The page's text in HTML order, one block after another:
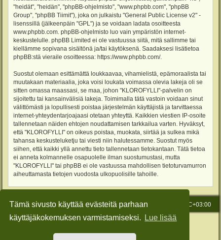
Tämä sivusto käyttää evästeitä parhaan
käyttäjäkokemuksen varmistamiseksi.
Lue lisää
"heidät", "heidän", "phpBB-ohjelmisto", "www.phpbb.com", "phpBB
Group", "phpBB Tiimit"), joka on julkaistu "General Public License v2" -
lisenssillä (jälkeenpäin "GPL") ja se voidaan ladata osoitteesta
www.phpbb.com . phpBB-ohjelmisto luo vain ympäristön internet-
keskustelulle. phpBB Limited ei ole vastuussa siitä, mitä sallimme tai
kiellämme sopivana sisältönä ja/tai käytöksenä. Saadaksesi lisätietoa
phpBB:stä vieraile osoitteessa: https://www.phpbb.com/.
Suostut olemaan esittämättä loukkaavaa, vihamielistä, epämoraalista tai
muutakaan materiaalia, joka voisi loukata voimassa olevia lakeja oli se
sitten omassa maassasi, se maa, johon "KLOROFYLLI"-palvelin on
sijoitettu tai kansainvälisiä lakeja. Toimimalla tätä vastoin voidaan sinut
välittömästi ja lopullisesti poistaa järjestelmän käyttäjistä ja tarvittaessa
internet-yhteydentarjoajaasi otetaan yhteyttä. Kaikkien viestien IP-osoite
tallennetaan näiden ehtojen noudattamisen tarkkailua varten. Hyväksyt,
että "KLOROFYLLI" on oikeus poistaa, muokata, siirtää ja sulkea mikä
tahansa keskusteluketju tai viesti niin halutessamme. Suostut myös
siihen, että kaikki yllä annettu tieto tallennetaan tietokantaan. Tätä tietoa
ei anneta kolmannelle osapuolelle ilman suostumustasi, mutta
"KLOROFYLLI" tai phpBB ei ole vastuussa mahdollisen tietoturvamurron
aiheuttamasta tietojen vuodosta ulkopuolisille tahoille.
Etusivu Kaikki ajat ovat UTC+03:00
Viesti Ylläpidolle
Keskustelufoorumin ohjelmistophpBB® Forum Software © phpBB Limited